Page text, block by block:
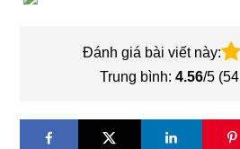
Đánh giá bài viết này:
Trung bình: 4.56/5 (54